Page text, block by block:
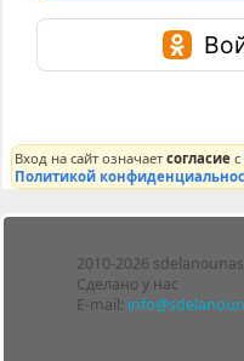
Вход на сайт означаетсогласие с
Политикой
2010-2026
Сделано у нас
E-mail:
Блоги
Люди
Политика